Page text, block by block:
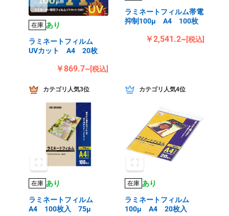
在庫 あり
ラミネートフィルム
UVカット A4 20枚
￥869.7~[税込]
ラミネートフィルム帯電
抑制100μ A4 100枚
￥2,541.2~[税込]
カテゴリ人気3位
在庫 あり
ラミネートフィルム
A4 100枚入 75μ
カテゴリ人気4位
在庫 あり
ラミネートフィルム
100μ A4 20枚入